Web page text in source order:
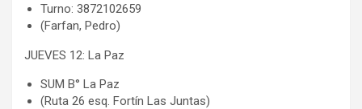
Turno: 3872102659
(Farfan, Pedro)
JUEVES 12: La Paz
SUM B° La Paz
(Ruta 26 esq. Fortín Las Juntas)